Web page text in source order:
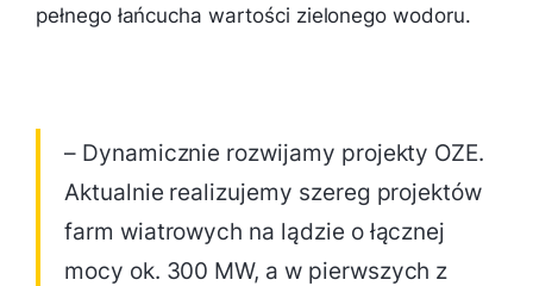
pełnego łańcucha wartości zielonego wodoru.
– Dynamicznie rozwijamy projekty OZE.
Aktualnie realizujemy szereg projektów
farm wiatrowych na lądzie o łącznej
mocy ok. 300 MW, a w pierwszych z